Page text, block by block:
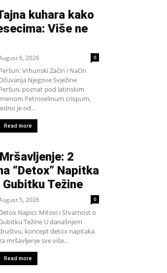
kuhara kako
Više ne
6, 2026 0
Vrhunski Začin i Način
Njegove Svježine
poznat pod latinskim
Petroselinum crispum,
je od...
Read more
2
“Detox” Napitka
Težine
5, 2026 0
Napici: Mitovi i Stvarnost o
Težine U današnjem
koncept detox napitaka
mršavljenje sve više...
Read more